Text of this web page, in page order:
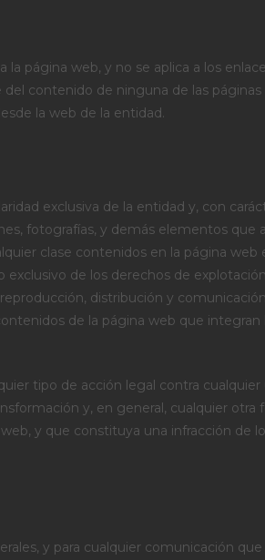
página web, y no se aplica a los
contenido de ninguna de las
la web de la entidad.
exclusiva de la entidad y, con
fotografías, y demás elementos
clase contenidos en la página
exclusivo de los derechos de
distribución y
de la página web que
tipo de acción legal contra
y, en general, cualquier
y que constituya una infracción de
y para cualquier comunicación